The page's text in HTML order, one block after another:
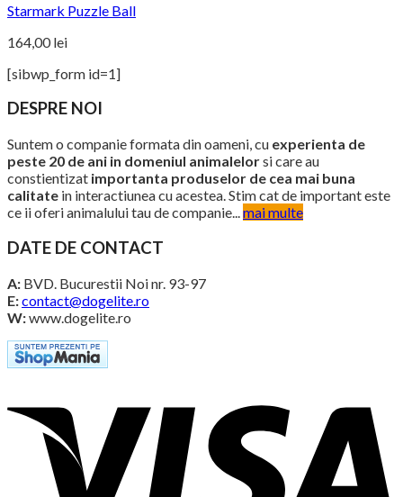
Starmark Puzzle Ball
164,00lei
[sibwp_form id=1]
DESPRE NOI
Suntem o companie formata din oameni, cu experienta de
peste 20 de ani in domeniul animalelorsi care au
constientizat importanta produselor de cea mai buna
calitate in interactiunea cu acestea. Stim cat de important este
ce ii oferi animalului tau de companie...mai multe
DATE DE CONTACT
A: BVD. Bucurestii Noi nr. 93-97
E:contact@dogelite.ro
W:www.dogelite.ro